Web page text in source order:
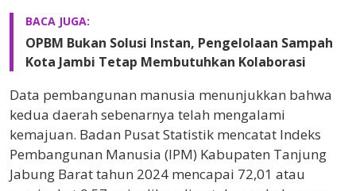
BACA JUGA:
OPBM Bukan Solusi Instan, Pengelolaan Sampah
Kota Jambi Tetap Membutuhkan Kolaborasi
Data pembangunan manusia menunjukkan bahwa
kedua daerah sebenarnya telah mengalami
kemajuan. Badan Pusat Statistik mencatat Indeks
Pembangunan Manusia (IPM) Kabupaten Tanjung
Jabung Barat tahun 2024 mencapai 72,01 atau